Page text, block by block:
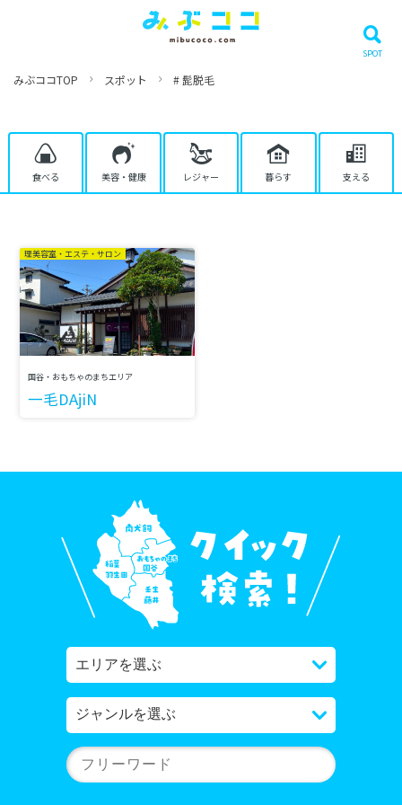
みぶココTOP スポット # 髭脱毛
食べる 美容・健康 レジャー 暮らす 支える
理美容室・エステ・サロン
国谷・おもちゃのまちエリア
一毛DAjiN